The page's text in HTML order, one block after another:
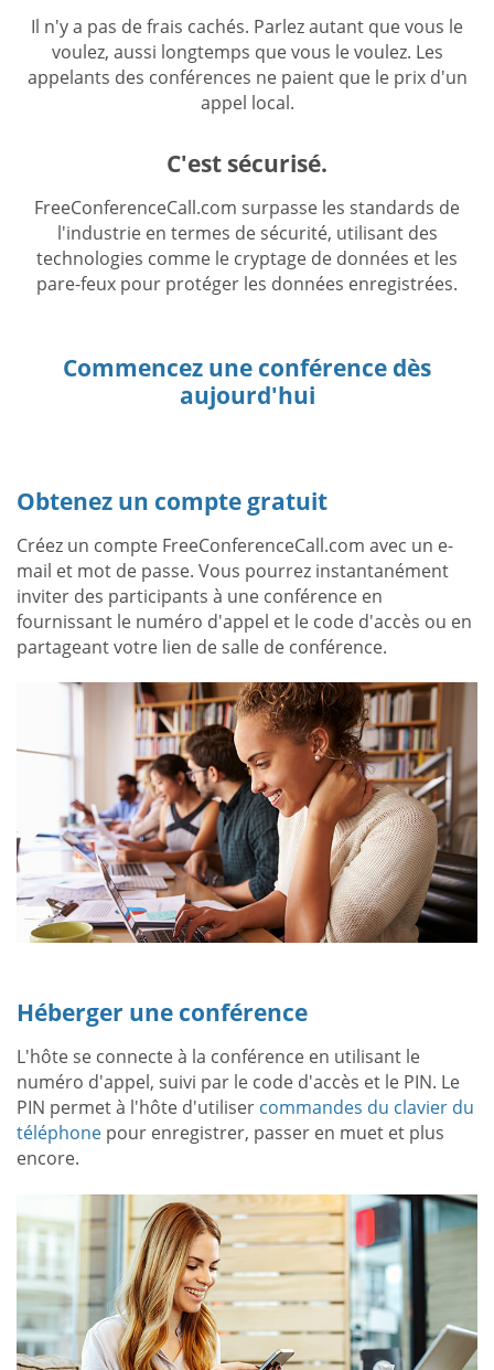
Il n'y a pas de frais cachés. Parlez autant que vous le
voulez, aussi longtemps que vous le voulez. Les
appelants des conférences ne paient que le prix d'un
appel local.
C'est sécurisé.
FreeConferenceCall.com surpasse les standards de
l'industrie en termes de sécurité, utilisant des
technologies comme le cryptage de données et les
pare-feux pour protéger les données enregistrées.
Commencez une conférence dès
aujourd'hui
Obtenez un compte gratuit
Créez un compte FreeConferenceCall.com avec un e-
mail et mot de passe. Vous pourrez instantanément
inviter des participants à une conférence en
fournissant le numéro d'appel et le code d'accès ou en
partageant votre lien de salle de conférence.
Héberger une conférence
L'hôte se connecte à la conférence en utilisant le
numéro d'appel, suivi par le code d'accès et le PIN. Le
PIN permet à l'hôte d'utiliser commandes du clavier du
téléphone pour enregistrer, passer en muet et plus
encore.